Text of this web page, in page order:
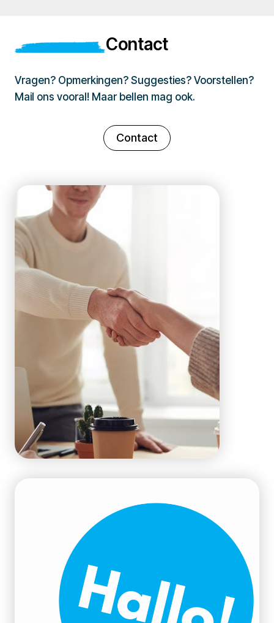
Contact
Vragen? Opmerkingen? Suggesties? Voorstellen?
Mail ons vooral! Maar bellen mag ook.
Contact